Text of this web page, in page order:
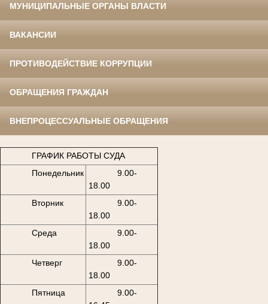
МУНИЦИПАЛЬНЫЕ ОРГАНЫ ВЛАСТИ
ВАКАНСИИ
ПРОТИВОДЕЙСТВИЕ КОРРУПЦИИ
ОБРАЩЕНИЯ ГРАЖДАН
ВНЕПРОЦЕССУАЛЬНЫЕ ОБРАЩЕНИЯ
ГРАФИК РАБОТЫ СУДА
Понедельник
9.00-
18.00
Вторник
9.00-
18.00
Среда
9.00-
18.00
Четверг
9.00-
18.00
Пятница
9.00-